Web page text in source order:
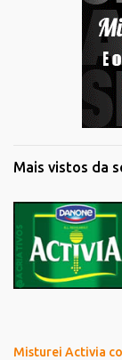
Mais vistos da
Misturei Activia